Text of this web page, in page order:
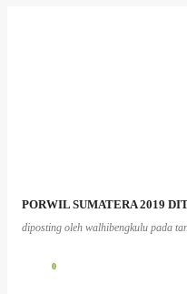
PORWIL SUMATERA 2019
diposting oleh walhibengkulu pada
0